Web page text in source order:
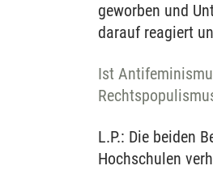
geworben und
darauf reagiert
Ist
L.P.: Die beiden
Hochschulen